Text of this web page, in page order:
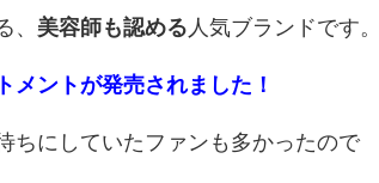
美容師も認める 人気ブランドです。
メントが発売されました！
ちにしていたファンも多かったので